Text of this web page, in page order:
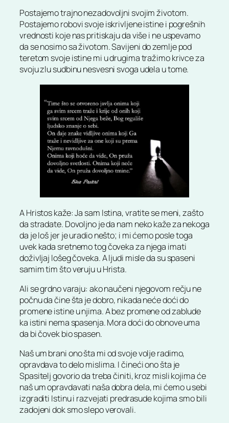
Postajemo trajno nezadovoljni svojim životom.
Postajemo robovi svoje iskrivljene istine i pogrešnih
vrednosti koje nas pritiskaju da više i ne uspevamo
da se nosimo sa životom. Savijeni do zemlje pod
teretom svoje istine mi u drugima tražimo krivce za
svoju zlu sudbinu nesvesni svoga udela u tome.
A Hristos kaže: Ja sam Istina, vratite se meni, zašto
da stradate. Dovoljno je da nam neko kaže za nekoga
da je loš jer je uradio nešto; i mi ćemo posle toga
uvek kada sretnemo tog čoveka za njega imati
doživljaj lošeg čoveka. A ljudi misle da su spaseni
samim tim što veruju u Hrista.
Ali se grdno varaju: ako naučeni njegovom rečju ne
počnu da čine šta je dobro, nikada neće doći do
promene istine u njima. A bez promene od zablude
ka istini nema spasenja. Mora doći do obnove uma
da bi čovek bio spasen.
Naš um brani ono šta mi od svoje volje radimo,
opravdava to delo mislima. I čineći ono šta je
Spasitelj govorio da treba činiti, kroz misli kojima će
naš um opravdavati naša dobra dela, mi ćemo u sebi
izgraditi Istinu i razvejati predrasude kojima smo bili
zadojeni dok smo slepo verovali.